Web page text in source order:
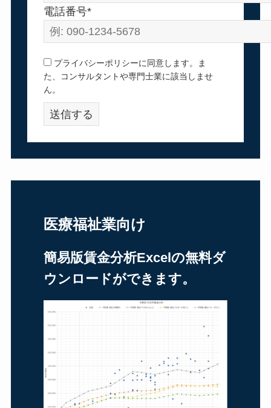
電話番号*
プライバシーポリシーに同意します。ま
た、コンサルタントや専門士業に該当しませ
ん。
医療福祉業向け
簡易版賃金分析Excelの無料ダ
ウンロードができます。